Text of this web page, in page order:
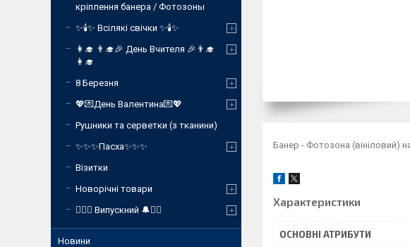
Банер - Фотозона (вініловий)
Характеристики
ОСНОВНІ АТРИБУТИ
кріплення банера / Фотозоны
✨🕯️✨ Всілякі свічки ✨🕯️✨
👩‍🎓 👨‍🎓🎉 День Вчителя 🎉👨‍🎓
👩‍🎓
8 Березня
💖💌День Валентина💌💖
Рушники та серветки (з тканини)
✨✨✨Пасха✨✨✨
Візитки
Новорічні товари
❤️‍🔥🔔 Випускний 🔔❤️‍🔥
Новини